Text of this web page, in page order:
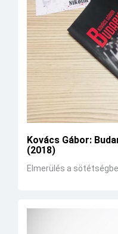
Kovács Gábor:
(2018)
Elmerülés a